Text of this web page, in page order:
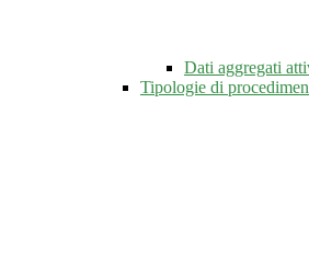
Dati aggregati
Tipologie di